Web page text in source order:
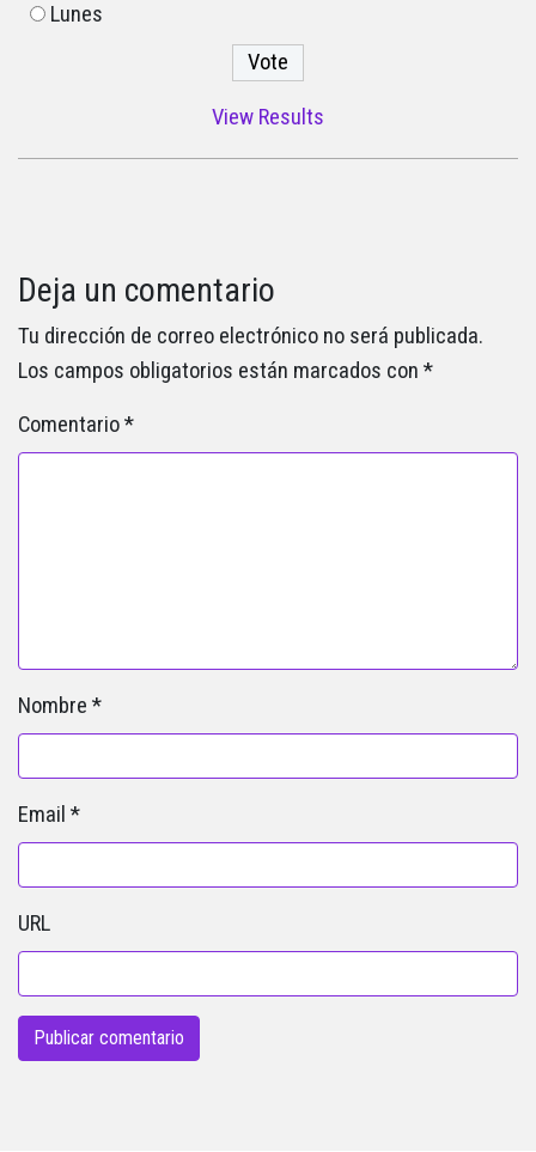
Lunes
View Results
Deja un comentario
Tu dirección de correo electrónico no será publicada.
Los campos obligatorios están marcados con *
Comentario*
Nombre *
Email *
URL